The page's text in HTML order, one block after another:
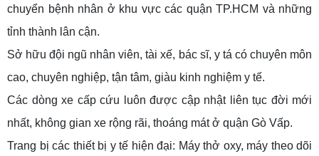
chuyển bệnh nhân ở khu vực các quận TP.HCM và những
tỉnh thành lân cận.
Sở hữu đội ngũ nhân viên, tài xế, bác sĩ, y tá có chuyên môn
cao, chuyên nghiệp, tận tâm, giàu kinh nghiệm y tế.
Các dòng xe cấp cứu luôn được cập nhật liên tục đời mới
nhất, không gian xe rộng rãi, thoáng mát ở quận Gò Vấp.
Trang bị các thiết bị y tế hiện đại: Máy thở oxy, máy theo dõi